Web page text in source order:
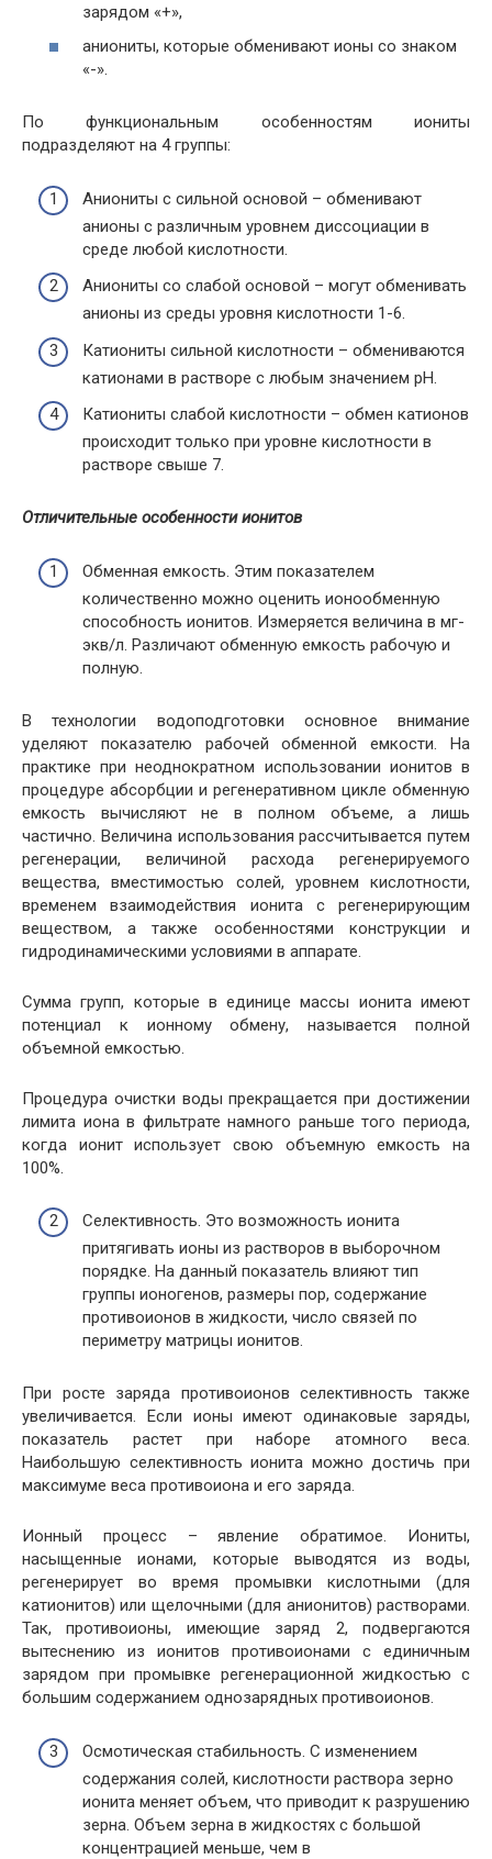
зарядом «+»,
аниониты, которые обменивают ионы со знаком
«-».
По функциональным особенностям иониты
подразделяют на 4 группы:
Аниониты с сильной основой – обменивают
анионы с различным уровнем диссоциации в
среде любой кислотности.
Аниониты со слабой основой – могут обменивать
анионы из среды уровня кислотности 1-6.
Катиониты сильной кислотности – обмениваются
катионами в растворе с любым значением рН.
Катиониты слабой кислотности – обмен катионов
происходит только при уровне кислотности в
растворе свыше 7.
Отличительные особенности ионитов
Обменная емкость. Этим показателем
количественно можно оценить ионообменную
способность ионитов. Измеряется величина в мг-
экв/л. Различают обменную емкость рабочую и
полную.
В технологии водоподготовки основное внимание
уделяют показателю рабочей обменной емкости. На
практике при неоднократном использовании ионитов в
процедуре абсорбции и регенеративном цикле обменную
емкость вычисляют не в полном объеме, а лишь
частично. Величина использования рассчитывается путем
регенерации, величиной расхода регенерируемого
вещества, вместимостью солей, уровнем кислотности,
временем взаимодействия ионита с регенерирующим
веществом, а также особенностями конструкции и
гидродинамическими условиями в аппарате.
Сумма групп, которые в единице массы ионита имеют
потенциал к ионному обмену, называется полной
объемной емкостью.
Процедура очистки воды прекращается при достижении
лимита иона в фильтрате намного раньше того периода,
когда ионит использует свою объемную емкость на
100%.
Селективность. Это возможность ионита
притягивать ионы из растворов в выборочном
порядке. На данный показатель влияют тип
группы ионогенов, размеры пор, содержание
противоионов в жидкости, число связей по
периметру матрицы ионитов.
При росте заряда противоионов селективность также
увеличивается. Если ионы имеют одинаковые заряды,
показатель растет при наборе атомного веса.
Наибольшую селективность ионита можно достичь при
максимуме веса противоиона и его заряда.
Ионный процесс – явление обратимое. Иониты,
насыщенные ионами, которые выводятся из воды,
регенерирует во время промывки кислотными (для
катионитов) или щелочными (для анионитов) растворами.
Так, противоионы, имеющие заряд 2, подвергаются
вытеснению из ионитов противоионами с единичным
зарядом при промывке регенерационной жидкостью с
большим содержанием однозарядных противоионов.
Осмотическая стабильность. С изменением
содержания солей, кислотности раствора зерно
ионита меняет объем, что приводит к разрушению
зерна. Объем зерна в жидкостях с большой
концентрацией меньше, чем в